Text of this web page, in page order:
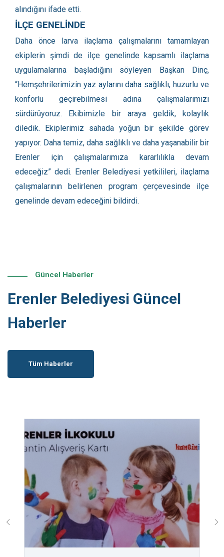
alındığını ifade etti.
İLÇE GENELİNDE
Daha önce larva ilaçlama çalışmalarını tamamlayan
ekiplerin şimdi de ilçe genelinde kapsamlı ilaçlama
uygulamalarına başladığını söyleyen Başkan Dinç,
“Hemşehrilerimizin yaz aylarını daha sağlıklı, huzurlu ve
konforlu geçirebilmesi adına çalışmalarımızı
sürdürüyoruz. Ekibimizle bir araya geldik, kolaylık
diledik. Ekiplerimiz sahada yoğun bir şekilde görev
yapıyor. Daha temiz, daha sağlıklı ve daha yaşanabilir bir
Erenler için çalışmalarımıza kararlılıkla devam
edeceğiz” dedi. Erenler Belediyesi yetkilileri, ilaçlama
çalışmalarının belirlenen program çerçevesinde ilçe
genelinde devam edeceğini bildirdi.
Güncel Haberler
Erenler Belediyesi Güncel
Haberler
Tüm Haberler